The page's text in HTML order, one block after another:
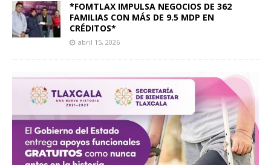
*FOMTLAX IMPULSA NEGOCIOS DE 362
FAMILIAS CON MÁS DE 9.5 MDP EN
CRÉDITOS*
abril 15, 2026